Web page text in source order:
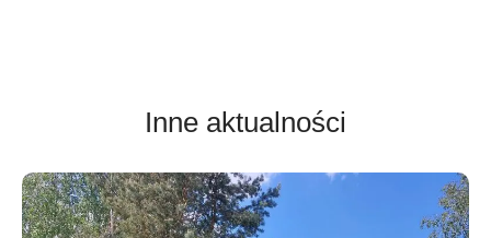
Inne aktualności